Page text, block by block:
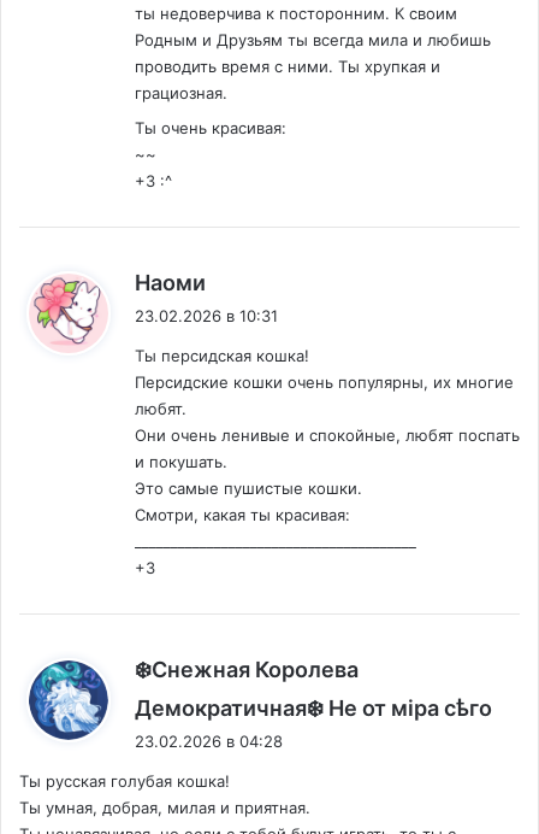
ты недоверчива к посторонним. К своим
Родным и Друзьям ты всегда мила и любишь
проводить время с ними. Ты хрупкая и
грациозная.
Ты очень красивая:
~~
+3 :^
Наоми
23.02.2026 в 10:31
Ты персидская кошка!
Персидские кошки очень популярны, их многие
любят.
Они очень ленивые и спокойные, любят поспать
и покушать.
Это самые пушистые кошки.
Смотри, какая ты красивая:
+3
❄️Снежная Королева
Демократичная❄️ Не от мiра сѣго
23.02.2026 в 04:28
Ты русская голубая кошка!
Ты умная, добрая, милая и приятная.